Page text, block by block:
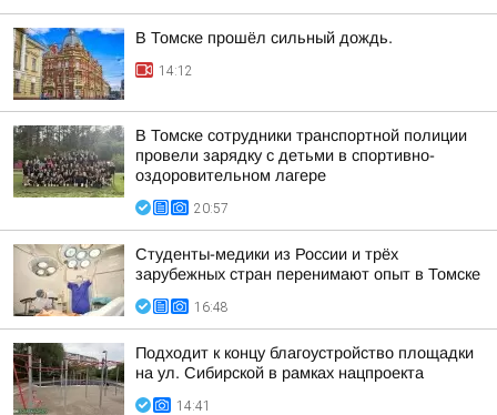
В Томске прошёл сильный дождь.
14:12
В Томске сотрудники транспортной полиции
провели зарядку с детьми в спортивно-
оздоровительном лагере
20:57
Студенты-медики из России и трёх
зарубежных стран перенимают опыт в Томске
16:48
Подходит к концу благоустройство площадки
на ул. Сибирской в рамках нацпроекта
14:41